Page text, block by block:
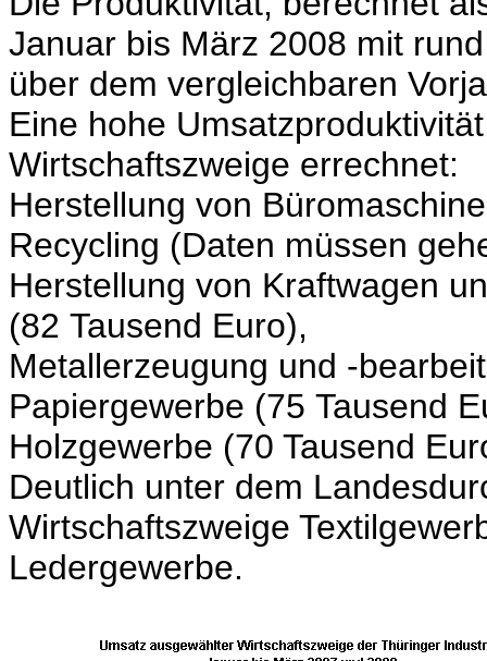
Januar bis März 2008 mit
über dem vergleichbaren
Eine hohe
Wirtschaftszweige errechnet:
Herstellung von
Recycling (Daten müssen
Herstellung von Kraftwagen
(82 Tausend Euro),
Metallerzeugung und -
Papiergewerbe (75 Tausend
Holzgewerbe (70 Tausend
Deutlich unter dem
Wirtschaftszweige
Ledergewerbe.